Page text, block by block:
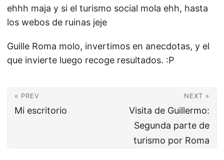
ehhh maja y si el turismo social mola ehh, hasta
los webos de ruinas jeje
Guille Roma molo, invertimos en anecdotas, y el
que invierte luego recoge resultados. :P
« PREV
Mi escritorio
NEXT »
Visita de Guillermo:
Segunda parte de
turismo por Roma